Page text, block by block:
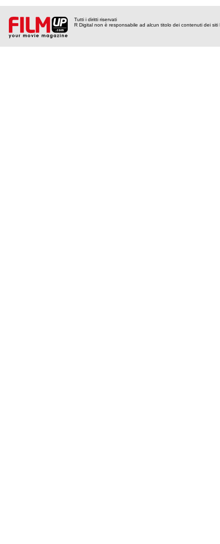
Tutti i diritti riservati
R Digital non è responsabile ad alcun titolo dei contenuti dei siti